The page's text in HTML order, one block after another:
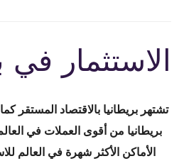
الاستثمار في
تشتهر بريطانيا بالاقتصاد المستقر
بريطانيا من أقوى العملات في
الأماكن الأكثر شهرة في العالم